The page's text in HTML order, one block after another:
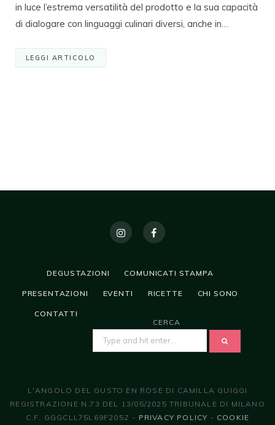
in luce l’estrema versatilità del prodotto e la sua capacità
di dialogare con linguaggi culinari diversi, anche in…
LEGGI ARTICOLO
DEGUSTAZIONI COMUNICATI STAMPA
PRESENTAZIONI EVENTI RICETTE CHI SONO
CONTATTI
CERCA
L'ANGOLO DEL GUSTO EN ROSE DI CAMILLA GUIGGI
REGISTRAZIONE N.73 DEL 13/05/2025 TRIBUNALE DI MILANO
C.F. GGGCLL75L69F205Z - PRIVACY POLICY - COOKIE